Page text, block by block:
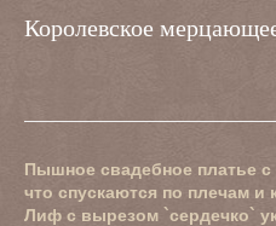
Королевское
Пышное свадебное платье
что спускаются по плечам
Лиф с вырезом `сердечко`